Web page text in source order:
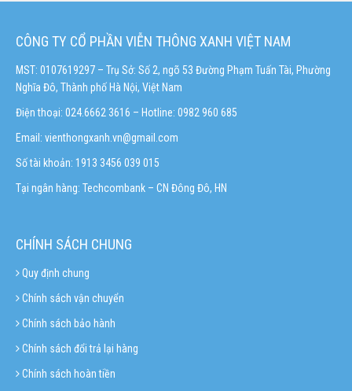
CÔNG TY CỔ PHẦN VIỄN THÔNG XANH VIỆT NAM
MST: 0107619297 – Trụ Sở: Số 2, ngõ 53 Đường Phạm Tuấn Tài, Phường
Nghĩa Đô, Thành phố Hà Nội, Việt Nam
Điện thoại: 024.6662 3616 – Hotline: 0982 960 685
Email: vienthongxanh.vn@gmail.com
Số tài khoản: 1913 3456 039 015
Tại ngân hàng: Techcombank – CN Đông Đô, HN
CHÍNH SÁCH CHUNG
Quy định chung
Chính sách vận chuyển
Chính sách bảo hành
Chính sách đổi trả lại hàng
Chính sách hoàn tiền